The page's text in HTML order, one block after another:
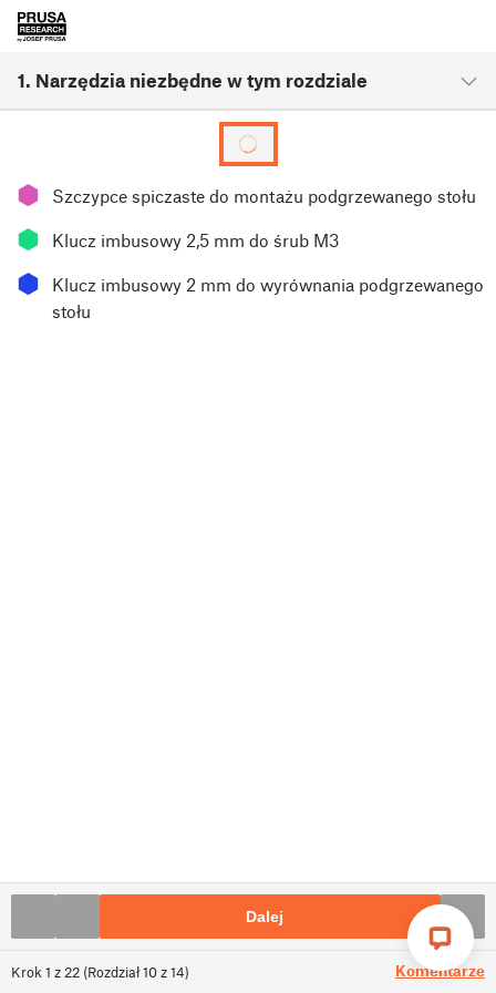
1. Narzędzia niezbędne w tym rozdziale
Krok 1 z 22 (Rozdział10z14) Komentarze
⬢ Szczypce spiczaste do montażu podgrzewanego stołu
⬢ Klucz imbusowy 2,5 mm do śrub M3
⬢
Klucz imbusowy 2 mm do wyrównania podgrzewanego
stołu
Dalej